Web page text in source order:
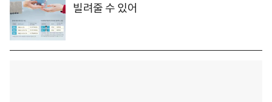
빌려줄 수 있어